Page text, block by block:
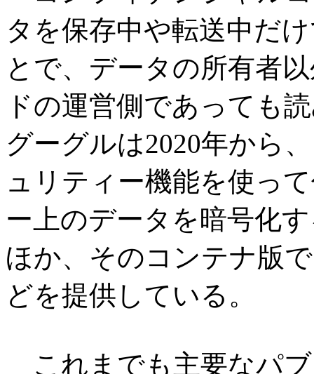
タを保存中や転送中だ
とで、データの所有者
ドの運営側であっても
グーグルは2020年から
ュリティー機能を使っ
ー上のデータを暗号化
ほか、そのコンテナ版
どを提供している。
これまでも主要なパ